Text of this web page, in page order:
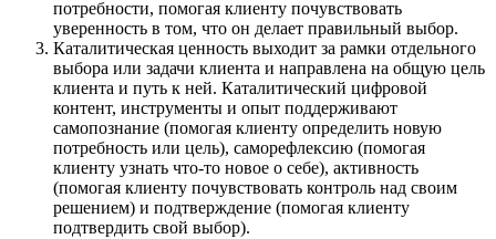
потребности, помогая клиенту почувствовать
уверенность в том, что он делает правильный выбор.
Каталитическая ценность выходит за рамки отдельного
выбора или задачи клиента и направлена на общую цель
клиента и путь к ней. Каталитический цифровой
контент, инструменты и опыт поддерживают
самопознание (помогая клиенту определить новую
потребность или цель), саморефлексию (помогая
клиенту узнать что-то новое о себе), активность
(помогая клиенту почувствовать контроль над своим
решением) и подтверждение (помогая клиенту
подтвердить свой выбор).